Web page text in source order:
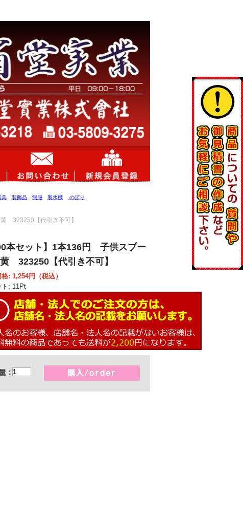
具 装飾品 制服 製氷機 のぼり
323250【代引き不可】
本セット】1本136円 子供スプー
323250【代引き不可】
格: 1,254円（税込）
: 11Pt